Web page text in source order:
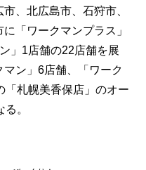
、北広島市、石狩市、
「ワークマンプラス」
」1店舗の22店舗を展
ン」6店舗、「ワーク
「札幌美香保店」のオー
。